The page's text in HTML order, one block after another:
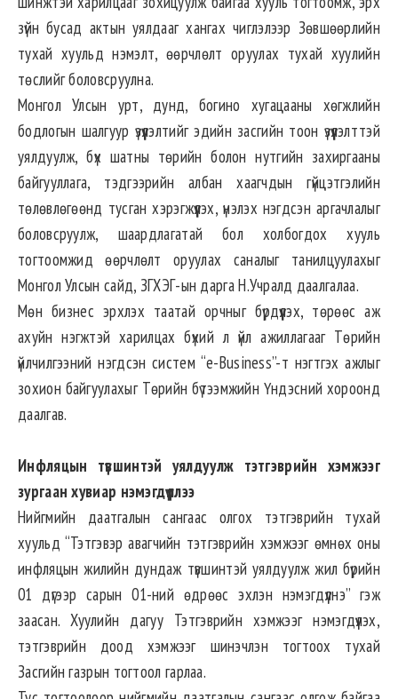
зүйн бусад актын уялдааг хангах чиглэлээр Зөвшөөрлийн
тухай хуульд нэмэлт, өөрчлөлт оруулах тухай хуулийн
төслийг боловсруулна.
Монгол Улсын урт, дунд, богино хугацааны хөгжлийн
бодлогын шалгуур үзүүлэлтийг эдийн засгийн тоон үзүүлэлттэй
уялдуулж, бүх шатны төрийн болон нутгийн захиргааны
байгууллага, тэдгээрийн албан хаагчдын гүйцэтгэлийн
төлөвлөгөөнд тусган хэрэгжүүлэх, үнэлэх нэгдсэн аргачлалыг
боловсруулж, шаардлагатай бол холбогдох хууль
тогтоомжид өөрчлөлт оруулах саналыг танилцуулахыг
Монгол Улсын сайд, ЗГХЭГ-ын дарга Н.Учралд даалгалаа.
Мөн бизнес эрхлэх таатай орчныг бүрдүүлэх, төрөөс аж
ахуйн нэгжтэй харилцах бүхий л үйл ажиллагааг Төрийн
үйлчилгээний нэгдсэн систем “e-Business”-т нэгтгэх ажлыг
зохион байгуулахыг Төрийн бүтээмжийн Үндэсний хороонд
даалгав.
Инфляцын түвшинтэй уялдуулж тэтгэврийн хэмжээг
зургаан хувиар нэмэгдүүллээ
Нийгмийн даатгалын сангаас олгох тэтгэврийн тухай
хуульд “Тэтгэвэр авагчийн тэтгэврийн хэмжээг өмнөх оны
инфляцын жилийн дундаж түвшинтэй уялдуулж жил бүрийн
01 дүгээр сарын 01-ний өдрөөс эхлэн нэмэгдүүлнэ” гэж
заасан. Хуулийн дагуу Тэтгэврийн хэмжээг нэмэгдүүлэх,
тэтгэврийн доод хэмжээг шинэчлэн тогтоох тухай
Засгийн газрын тогтоол гарлаа.